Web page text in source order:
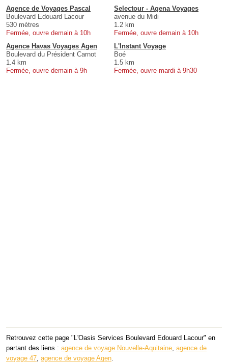
Agence de Voyages Pascal
Boulevard Edouard Lacour
530 mètres
Fermée, ouvre demain à 10h
Selectour - Agena Voyages
avenue du Midi
1.2 km
Fermée, ouvre demain à 10h
Agence Havas Voyages Agen
Boulevard du Président Carnot
1.4 km
Fermée, ouvre demain à 9h
L'Instant Voyage
Boé
1.5 km
Fermée, ouvre mardi à 9h30
Retrouvez cette page "L'Oasis Services Boulevard Edouard Lacour" en
partant des liens : agence de voyage Nouvelle-Aquitaine agence de
voyage 47 agence de voyage Agen